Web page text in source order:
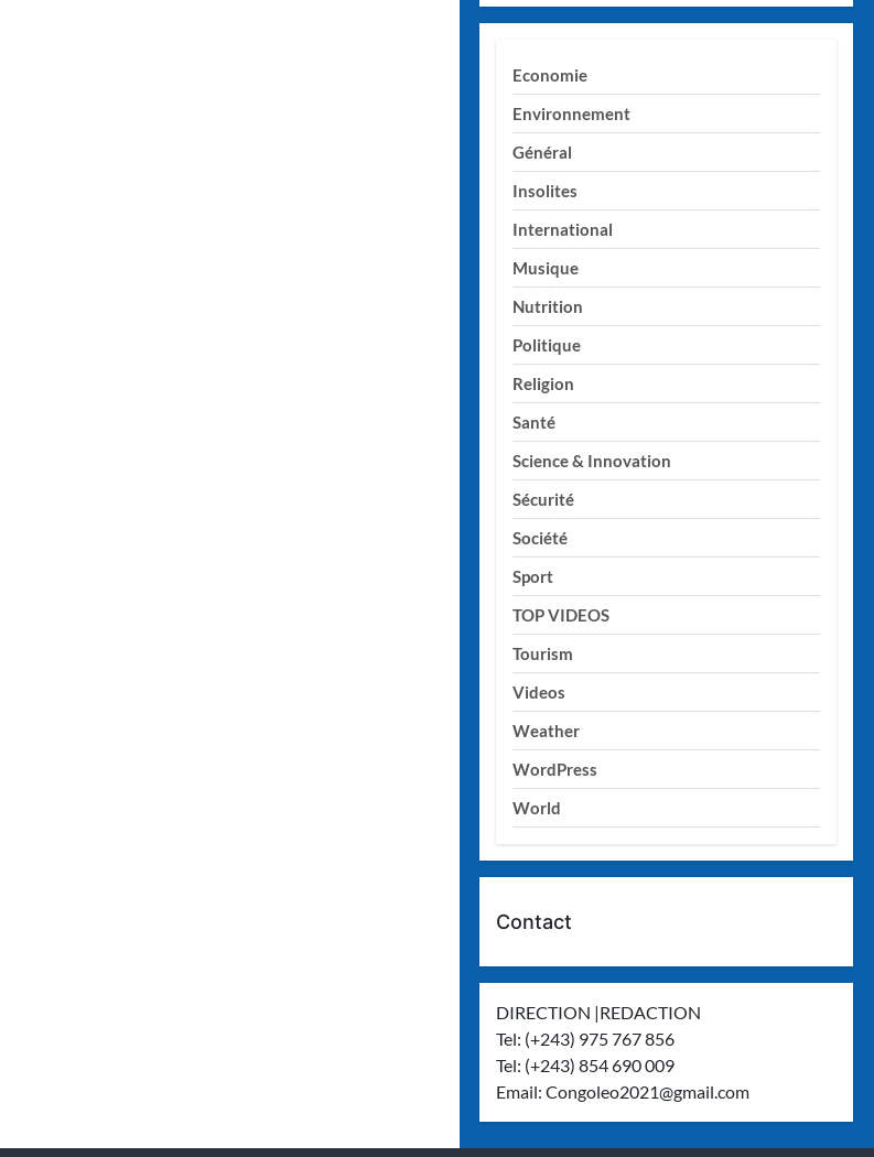
Economie
Environnement
Général
Insolites
International
Musique
Nutrition
Politique
Religion
Santé
Science & Innovation
Sécurité
Société
Sport
TOP VIDEOS
Tourism
Videos
Weather
WordPress
World
Contact
DIRECTION |REDACTION
Tel: (+243) 975 767 856
Tel: (+243) 854 690 009
Email:Congoleo2021@gmail.com